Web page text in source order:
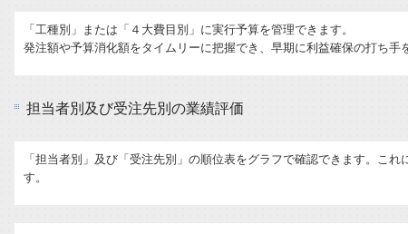
「工種別」または「４大費目別」に実行予算を管理できます。
発注額や予算消化額をタイムリーに把握でき、早期に利益確保の打ち手
担当者別及び受注先別の業績評価
「担当者別」及び「受注先別」の順位表をグラフで確認できます。こ
す。